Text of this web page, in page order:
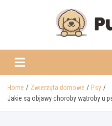
Home Zwierzęta domowe
Psy
Jakie są objawy choroby wątroby u